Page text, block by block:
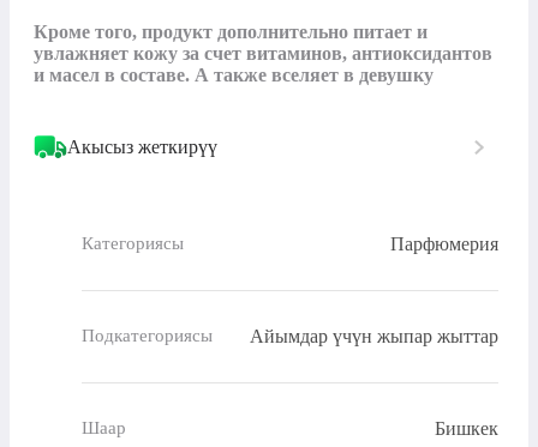
Кроме того, продукт дополнительно питает и
увлажняет кожу за счет витаминов, антиоксидантов
и масел в составе. А также вселяет в девушку
Акысыз жеткирүү
Категориясы Парфюмерия
Подкатегориясы Айымдар үчүн жыпар жыттар
Шаар Бишкек